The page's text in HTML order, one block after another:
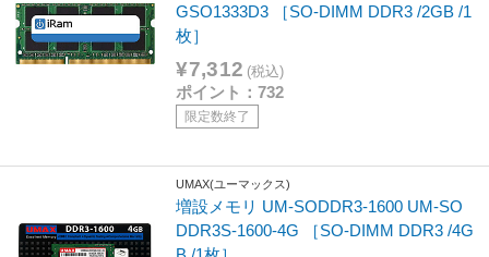
GSO1333D3 ［SO-DIMM DDR3 /2GB /1
枚］
¥7,312 (税込)
ポイント：732
限定数終了
UMAX(ユーマックス)
増設メモリ UM-SODDR3-1600 UM-SO
DDR3S-1600-4G ［SO-DIMM DDR3 /4G